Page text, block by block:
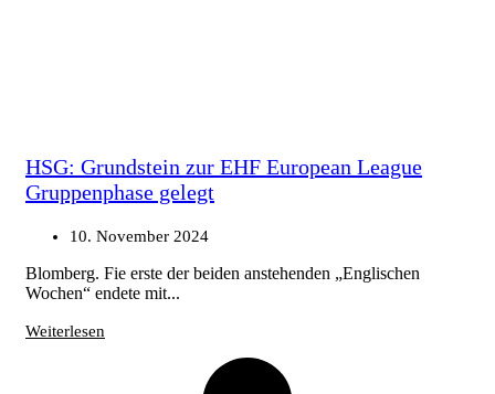
HSG: Grundstein zur EHF European League
Gruppenphase gelegt
10. November 2024
Blomberg. Fie erste der beiden anstehenden „Englischen
Wochen“ endete mit...
Weiterlesen